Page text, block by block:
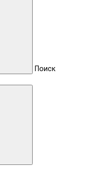
Поиск